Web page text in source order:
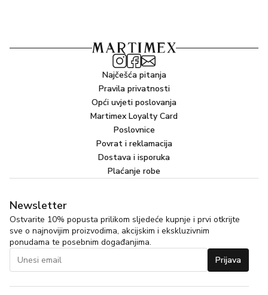
Najčešća pitanja
Pravila privatnosti
Opći uvjeti poslovanja
Martimex Loyalty Card
Poslovnice
Povrat i reklamacija
Dostava i isporuka
Plaćanje robe
Newsletter
Ostvarite 10% popusta prilikom sljedeće kupnje i prvi otkrijte
sve o najnovijim proizvodima, akcijskim i ekskluzivnim
ponudama te posebnim događanjima.
Prijava